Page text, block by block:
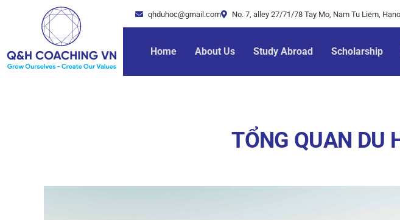
qhduhoc@gmail.com No. 7, alley 27/71/78 Tay Mo, Nam Tu Liem,
Home About Us Study Abroad Scholarship
TỔNG QUAN DU